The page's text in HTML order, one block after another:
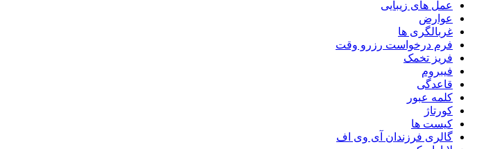
عمل های زیبایی
عوارض
غربالگری ها
فرم درخواست رزرو وقت
فریز تخمک
فیبروم
قاعدگی
کلمه عبور
کورتاژ
کیست ها
گالری فرزندان آی وی اف